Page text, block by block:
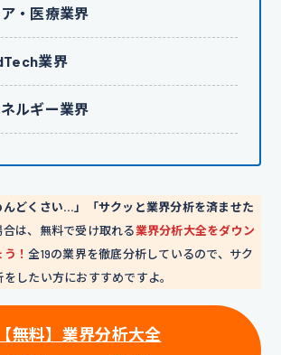
・医療業界
業界
ルギー業界
んどくさい…」「サクッと業界分析を済ませた
合は、無料で受け取れる業界分析大全をダウン
う！全19の業界を徹底分析しているので、サク
したい方におすすめですよ。
【無料】業界分析大全